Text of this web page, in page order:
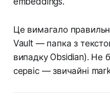
Це вимагало
Vault — папка з
випадку Obsidian). Не
сервіс — звичайні